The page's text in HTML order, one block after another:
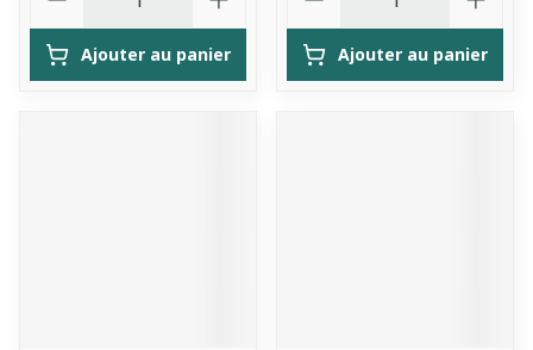
Ajouter au panier Ajouter au panier